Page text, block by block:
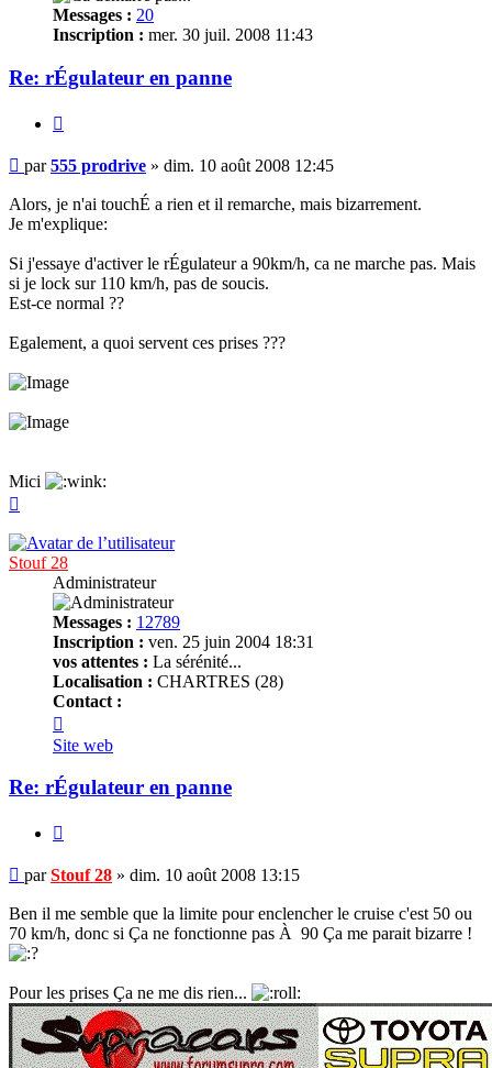
Messages : 20
Inscription : mer. 30 juil. 2008 11:43
Re: rÉgulateur en panne
Message
non
lu
par555 prodrive » dim. 10 août 2008 12:45
Alors, je n'ai touchÉ a rien et il remarche, mais bizarrement.
Je m'explique:
Si j'essaye d'activer le rÉgulateur a 90km/h, ca ne marche pas. Mais
si je lock sur 110 km/h, pas de soucis.
Est-ce normal ??
Egalement, a quoi servent ces prises ???
Mici
Stouf 28
Administrateur
Messages : 12789
Inscription : ven. 25 juin 2004 18:31
vos attentes : La sérénité...
Localisation : CHARTRES (28)
Contact :
Stouf
28
Site web
Re: rÉgulateur en panne
Message
non
lu
parStouf 28 » dim. 10 août 2008 13:15
Ben il me semble que la limite pour enclencher le cruise c'est 50 ou
70 km/h, donc si Ça ne fonctionne pas À 90 Ça me parait bizarre !
Pour les prises Ça ne me dis rien...